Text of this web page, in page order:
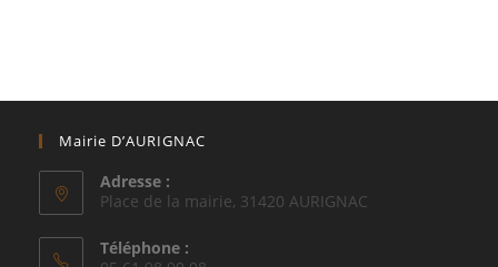
Mairie D’AURIGNAC
Adresse :
Place de la mairie, 31420 AURIGNAC
Téléphone :